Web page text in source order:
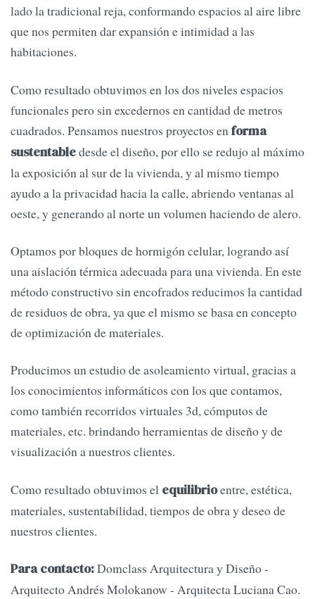
lado la tradicional reja, conformando espacios al aire libre
que nos permiten dar expansión e intimidad a las
habitaciones.
Como resultado obtuvimos en los dos niveles espacios
funcionales pero sin excedernos en cantidad de metros
cuadrados. Pensamos nuestros proyectos enforma
sustentabledesde el diseño, por ello se redujo al máximo
la exposición al sur de la vivienda, y al mismo tiempo
ayudo a la privacidad hacia la calle, abriendo ventanas al
oeste, y generando al norte un volumen haciendo de alero.
Optamos por bloques de hormigón celular, logrando así
una aislación térmica adecuada para una vivienda. En este
método constructivo sin encofrados reducimos la cantidad
de residuos de obra, ya que el mismo se basa en concepto
de optimización de materiales.
Producimos un estudio de asoleamiento virtual, gracias a
los conocimientos informáticos con los que contamos,
como también recorridos virtuales 3d, cómputos de
materiales, etc. brindando herramientas de diseño y de
visualización a nuestros clientes.
Como resultado obtuvimos el equilibrioentre, estética,
materiales, sustentabilidad, tiempos de obra y deseo de
nuestros clientes.
Para contacto:Domclass Arquitectura y Diseño -
Arquitecto Andrés Molokanow - Arquitecta Luciana Cao.